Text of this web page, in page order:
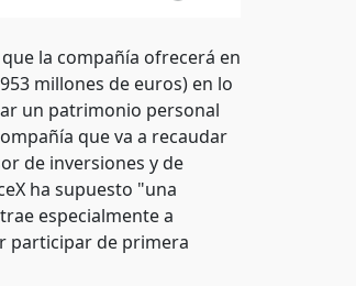
la compañía ofrecerá en
millones de euros) en lo
un patrimonio personal
que va a recaudar
de inversiones y de
ha supuesto "una
especialmente a
participar de primera